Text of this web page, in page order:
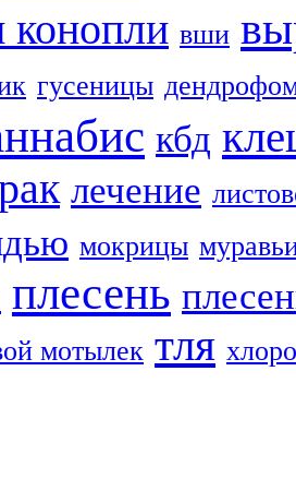
конопли вши
гусеницы
кбд
лечение
мокрицы
плесень
мотылек тля